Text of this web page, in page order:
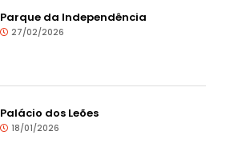
Parque da Independência
27/02/2026
Palácio dos Leões
18/01/2026